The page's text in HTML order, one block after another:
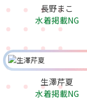
長野まこ
水着掲載NG
生澤芹夏
水着掲載NG